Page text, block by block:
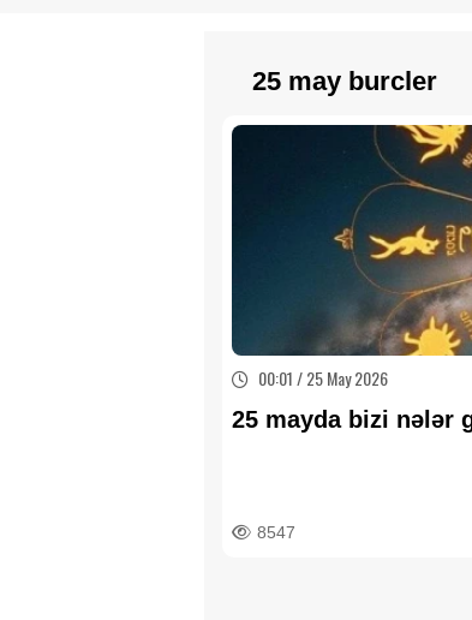
25 may burcler
00:01 / 25 May 2026
25 mayda bizi nələr
8547